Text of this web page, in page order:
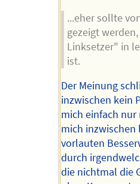
...eher sollte
gezeigt
Linksetzer" in
ist.
Der Meinung
inzwischen kein
mich einfach
mich inzwischen
vorlauten
durch
die nichtmal die